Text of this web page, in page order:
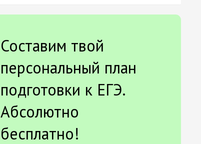
Составим твой
персональный план
подготовки к ЕГЭ.
Абсолютно
бесплатно!